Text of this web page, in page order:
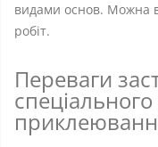
видами основ. Можна
робіт.
Переваги